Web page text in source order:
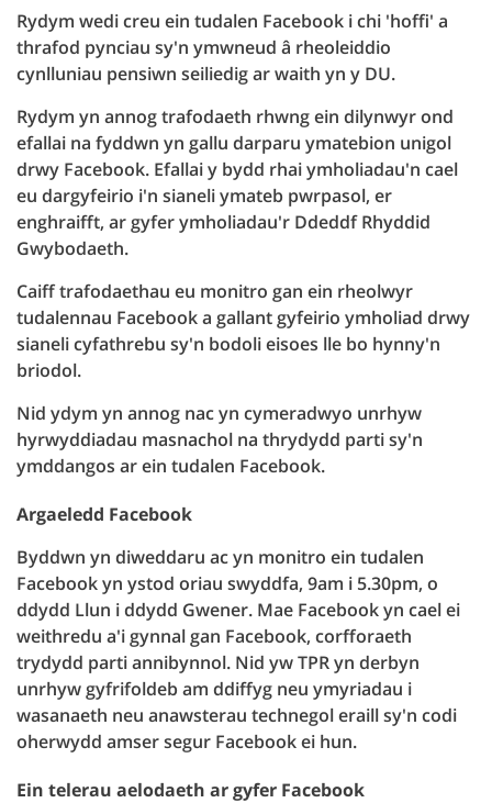
Rydym wedi creu ein tudalen Facebook i chi 'hoffi' a
thrafod pynciau sy'n ymwneud â rheoleiddio
cynlluniau pensiwn seiliedig ar waith yn y DU.
Rydym yn annog trafodaeth rhwng ein dilynwyr ond
efallai na fyddwn yn gallu darparu ymatebion unigol
drwy Facebook. Efallai y bydd rhai ymholiadau'n cael
eu dargyfeirio i'n sianeli ymateb pwrpasol, er
enghraifft, ar gyfer ymholiadau'r Ddeddf Rhyddid
Gwybodaeth.
Caiff trafodaethau eu monitro gan ein rheolwyr
tudalennau Facebook a gallant gyfeirio ymholiad drwy
sianeli cyfathrebu sy'n bodoli eisoes lle bo hynny'n
briodol.
Nid ydym yn annog nac yn cymeradwyo unrhyw
hyrwyddiadau masnachol na thrydydd parti sy'n
ymddangos ar ein tudalen Facebook.
Argaeledd Facebook
Byddwn yn diweddaru ac yn monitro ein tudalen
Facebook yn ystod oriau swyddfa, 9am i 5.30pm, o
ddydd Llun i ddydd Gwener. Mae Facebook yn cael ei
weithredu a'i gynnal gan Facebook, corfforaeth
trydydd parti annibynnol. Nid yw TPR yn derbyn
unrhyw gyfrifoldeb am ddiffyg neu ymyriadau i
wasanaeth neu anawsterau technegol eraill sy'n codi
oherwydd amser segur Facebook ei hun.
Ein telerau aelodaeth ar gyfer Facebook